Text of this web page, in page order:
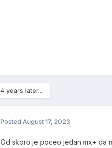
4 years later...
Posted August 17, 2023
Od skoro je poceo jedan mx+ da